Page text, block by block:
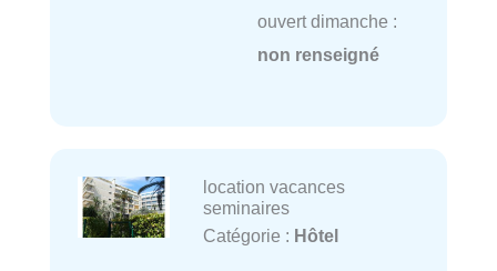
ouvert dimanche :
non renseigné
location vacances
seminaires
Catégorie : Hôtel